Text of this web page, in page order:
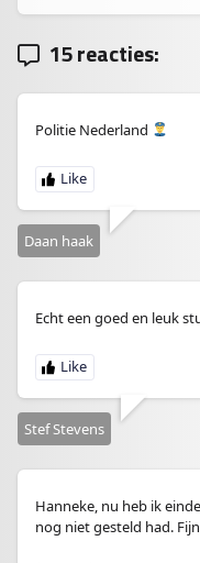
15 reacties:
Politie Nederland
Daan haak
Echt een goed en leuk
Stef Stevens
Hanneke, nu heb ik
nog niet gesteld had.